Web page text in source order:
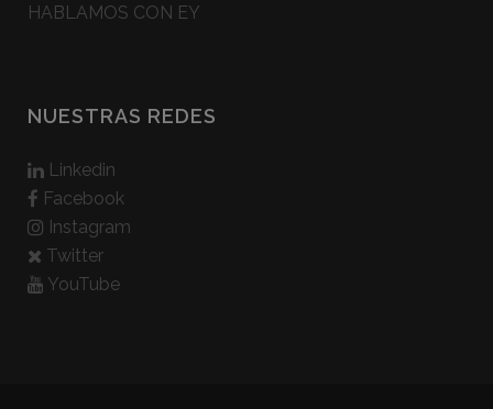
HABLAMOS CON EY
NUESTRAS REDES
Linkedin
Facebook
Instagram
Twitter
YouTube